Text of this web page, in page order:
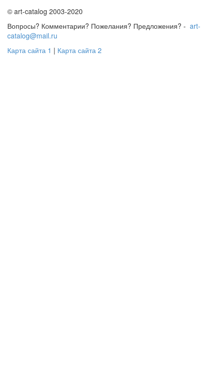
© art-catalog 2003-2020
Вопросы? Комментарии? Пожелания? Предложения? - art-
catalog@mail.ru
Карта сайта 1 | Карта сайта 2